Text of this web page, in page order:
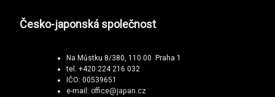
Česko-japonská společnost
Na Můstku 8/380, 110 00 Praha 1
tel. +420 224 216 032
IČO: 00539651
e-mail: office@japan.cz